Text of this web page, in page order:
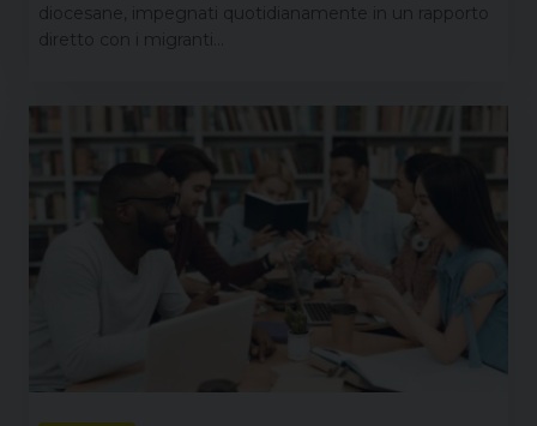
diocesane, impegnati quotidianamente in un rapporto
diretto con i migranti…